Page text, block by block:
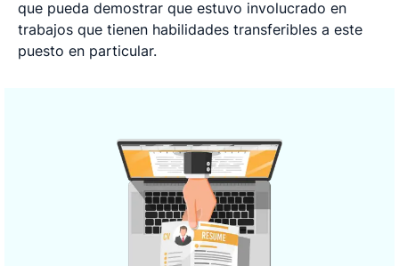
que pueda demostrar que estuvo involucrado en
trabajos que tienen habilidades transferibles a este
puesto en particular.